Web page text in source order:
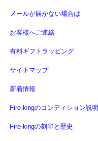
メールが届かない場合は
お客様へご連絡
有料ギフトラッピング
サイトマップ
新着情報
Fire-kingのコンディション説明
Fire-kingの刻印と歴史